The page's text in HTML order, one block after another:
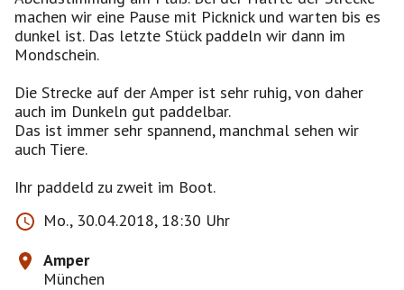
machen wir eine Pause mit Picknick und warten bis es
dunkel ist. Das letzte Stück paddeln wir dann im
Mondschein.
Die Strecke auf der Amper ist sehr ruhig, von daher
auch im Dunkeln gut paddelbar.
Das ist immer sehr spannend, manchmal sehen wir
auch Tiere.
Ihr paddeld zu zweit im Boot.
Mo., 30.04.2018, 18:30 Uhr
Amper
München